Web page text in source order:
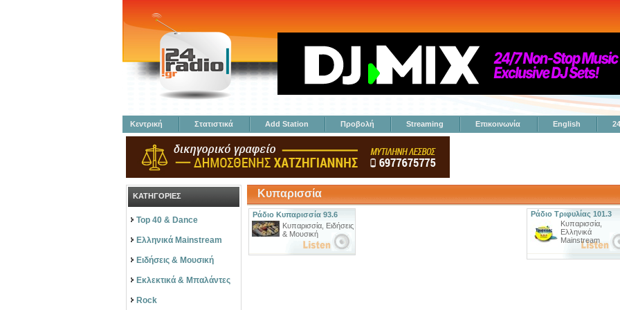
Κεντρική Στατιστικά Add Station Προβολή Streaming Επικοινωνία English
ΚΑΤΗΓΟΡΙΕΣ
Top 40 & Dance
Ελληνικά Mainstream
Ειδήσεις & Μουσική
Εκλεκτικά & Μπαλάντες
Rock
Κυπαρισσία
Ράδιο Κυπαρισσία 93.6
Κυπαρισσία Ειδήσεις
& Μουσική
Ράδιο Τριφυλίας 101.3
Κυπαρισσία
Ελληνικά
Mainstream